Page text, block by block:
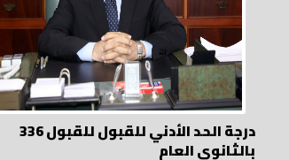
336 درجة الحد الأدني للقبول للقبول
بالثانوي العام